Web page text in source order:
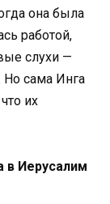
она была
работой,
слухи —
сама Инга
их
в Иерусалим